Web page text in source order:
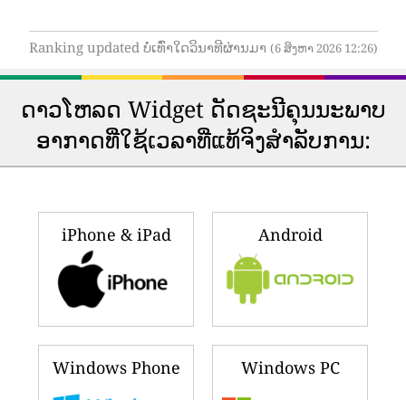
Ranking updated ບໍ່ເທົ່າໃດວິນາທີຜ່ານມາ (6 ສິງຫາ 2026 12:26)
ດາວ​ໂຫລດ Widget ດັດ​ຊະ​ນີ​ຄຸນ​ນະ​ພາບ​
ອາ​ກາດ​ທີ່​ໃຊ້​ເວ​ລາ​ທີ່​ແທ້​ຈິງ​ສໍາ​ລັບ​ການ​:
iPhone & iPad Android
Windows Phone Windows PC